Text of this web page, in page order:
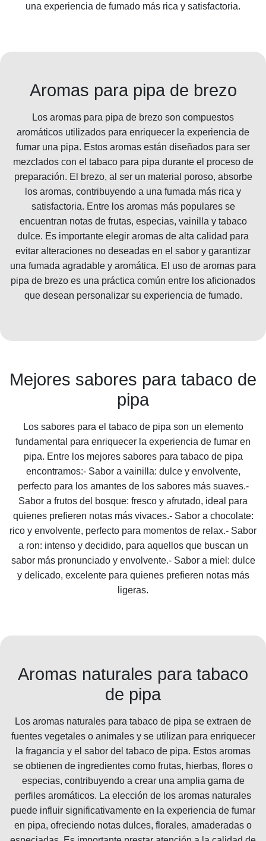
una experiencia de fumado más rica y satisfactoria.
Aromas para pipa de brezo
Los aromas para pipa de brezo son compuestos
aromáticos utilizados para enriquecer la experiencia de
fumar una pipa. Estos aromas están diseñados para ser
mezclados con el tabaco para pipa durante el proceso de
preparación. El brezo, al ser un material poroso, absorbe
los aromas, contribuyendo a una fumada más rica y
satisfactoria. Entre los aromas más populares se
encuentran notas de frutas, especias, vainilla y tabaco
dulce. Es importante elegir aromas de alta calidad para
evitar alteraciones no deseadas en el sabor y garantizar
una fumada agradable y aromática. El uso de aromas para
pipa de brezo es una práctica común entre los aficionados
que desean personalizar su experiencia de fumado.
Mejores sabores para tabaco de
pipa
Los sabores para el tabaco de pipa son un elemento
fundamental para enriquecer la experiencia de fumar en
pipa. Entre los mejores sabores para tabaco de pipa
encontramos:- Sabor a vainilla: dulce y envolvente,
perfecto para los amantes de los sabores más suaves.-
Sabor a frutos del bosque: fresco y afrutado, ideal para
quienes prefieren notas más vivaces.- Sabor a chocolate:
rico y envolvente, perfecto para momentos de relax.- Sabor
a ron: intenso y decidido, para aquellos que buscan un
sabor más pronunciado y envolvente.- Sabor a miel: dulce
y delicado, excelente para quienes prefieren notas más
ligeras.
Aromas naturales para tabaco
de pipa
Los aromas naturales para tabaco de pipa se extraen de
fuentes vegetales o animales y se utilizan para enriquecer
la fragancia y el sabor del tabaco de pipa. Estos aromas
se obtienen de ingredientes como frutas, hierbas, flores o
especias, contribuyendo a crear una amplia gama de
perfiles aromáticos. La elección de los aromas naturales
puede influir significativamente en la experiencia de fumar
en pipa, ofreciendo notas dulces, florales, amaderadas o